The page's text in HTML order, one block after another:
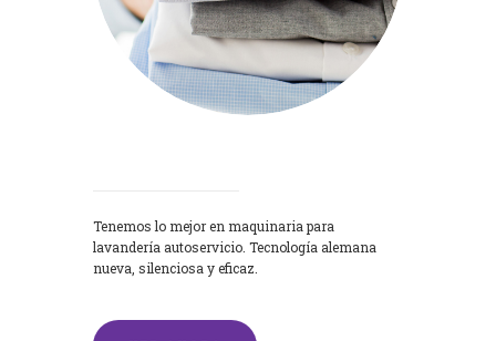
Tenemos lo mejor en maquinaria para
lavandería autoservicio. Tecnología alemana
nueva, silenciosa y eficaz.